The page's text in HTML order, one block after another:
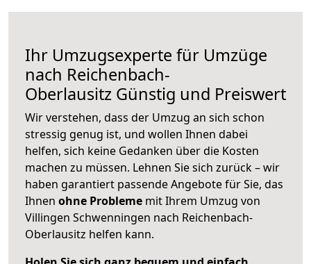
Ihr Umzugsexperte für Umzüge
nach Reichenbach-
Oberlausitz Günstig und Preiswert
Wir verstehen, dass der Umzug an sich schon
stressig genug ist, und wollen Ihnen dabei
helfen, sich keine Gedanken über die Kosten
machen zu müssen. Lehnen Sie sich zurück – wir
haben garantiert passende Angebote für Sie, das
Ihnen ohne Probleme mit Ihrem Umzug von
Villingen Schwenningen nach Reichenbach-
Oberlausitz helfen kann.